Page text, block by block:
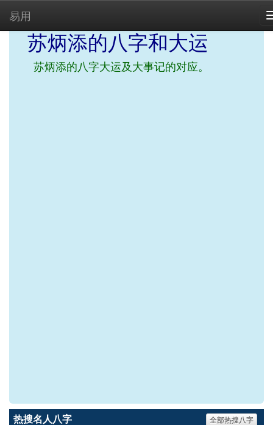
易用
苏炳添的八字和大运
苏炳添的八字大运及大事记的对应。
热搜名人八字 全部热搜八字